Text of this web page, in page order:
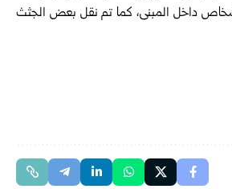
داخل المبنى، كما تم نقل بعض الجثث